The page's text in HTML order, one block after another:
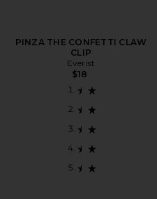
PINZA THE CONFETTI CLAW
CLIP
Everist
$18